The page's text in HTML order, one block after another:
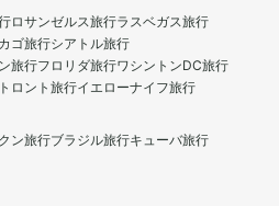
ロサンゼルス旅行ラスベガス旅行
ゴ旅行シアトル旅行
旅行フロリダ旅行ワシントンDC旅行
トロント旅行イエローナイフ旅行
ン旅行ブラジル旅行キューバ旅行